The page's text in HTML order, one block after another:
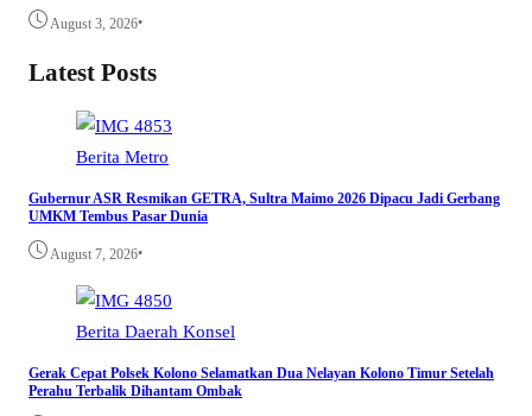
August 3, 2026•
Latest Posts
Berita Metro
Gubernur ASR Resmikan GETRA, Sultra Maimo 2026 Dipacu Jadi Gerbang
UMKM Tembus Pasar Dunia
August 7, 2026•
Berita Daerah Konsel
Gerak Cepat Polsek Kolono Selamatkan Dua Nelayan Kolono Timur Setelah
Perahu Terbalik Dihantam Ombak